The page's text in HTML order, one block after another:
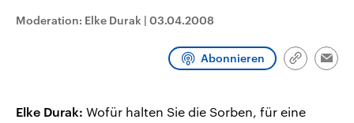
Moderation: Elke Durak | 03.04.2008
Abonnieren
Link
Elke Durak: Wofür halten Sie die Sorben, für eine